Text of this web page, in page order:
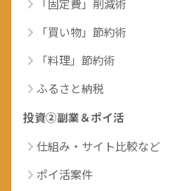
「固定費」削減術
「買い物」節約術
「料理」節約術
ふるさと納税
投資②副業＆ポイ活
仕組み・サイト比較など
ポイ活案件